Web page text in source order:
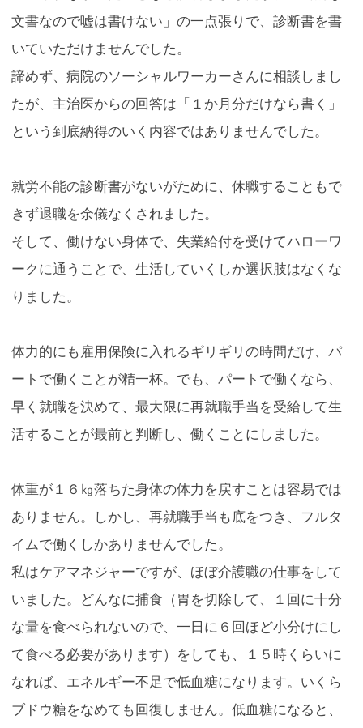
文書なので嘘は書けない」の一点張りで、診断書を書
いていただけませんでした。
諦めず、病院のソーシャルワーカーさんに相談しまし
たが、主治医からの回答は「１か月分だけなら書く」
という到底納得のいく内容ではありませんでした。
就労不能の診断書がないがために、休職することもで
きず退職を余儀なくされました。
そして、働けない身体で、失業給付を受けてハローワ
ークに通うことで、生活していくしか選択肢はなくな
りました。
体力的にも雇用保険に入れるギリギリの時間だけ、パ
ートで働くことが精一杯。でも、パートで働くなら、
早く就職を決めて、最大限に再就職手当を受給して生
活することが最前と判断し、働くことにしました。
体重が１６㎏落ちた身体の体力を戻すことは容易では
ありません。しかし、再就職手当も底をつき、フルタ
イムで働くしかありませんでした。
私はケアマネジャーですが、ほぼ介護職の仕事をして
いました。どんなに捕食（胃を切除して、１回に十分
な量を食べられないので、一日に６回ほど小分けにし
て食べる必要があります）をしても、１５時くらいに
なれば、エネルギー不足で低血糖になります。いくら
ブドウ糖をなめても回復しません。低血糖になると、